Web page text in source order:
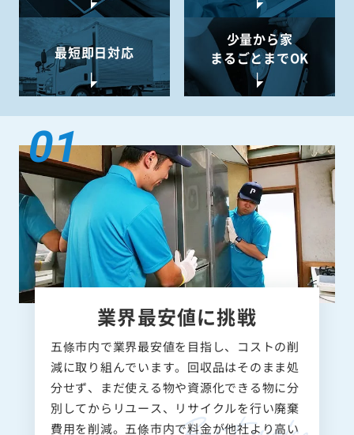
最短即日対応
少量から家
まるごとまでOK
業界最安値に挑戦
五條市内で業界最安値を目指し、コストの削
減に取り組んでいます。回収品はそのまま処
分せず、まだ使える物や資源化できる物に分
別してからリユース、リサイクルを行い廃棄
費用を削減。五條市内で料金が他社より高い